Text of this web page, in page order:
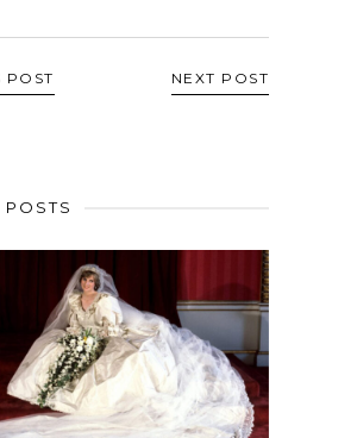
POST NEXT POST
POSTS